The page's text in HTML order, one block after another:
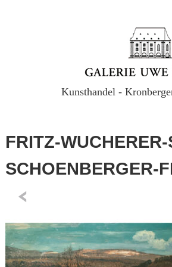
Kunsthandel -
FRITZ-
SCHOENBERGER-